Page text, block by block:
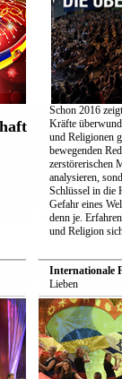
Schon 2016
Kräfte
und Religionen
bewegenden
zerstörerischen
analysieren,
Schlüssel in die
Gefahr eines
denn je.
und Religion
Internationale
Lieben